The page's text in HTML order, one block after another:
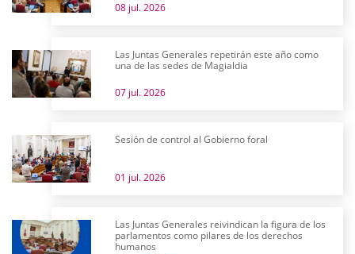
08 jul. 2026
Las Juntas Generales repetirán este año como
una de las sedes de Magialdia
07 jul. 2026
Sesión de control al Gobierno foral
01 jul. 2026
Las Juntas Generales reivindican la figura de los
parlamentos como pilares de los derechos
humanos